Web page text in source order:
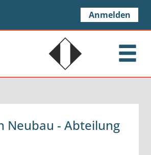
Anmelden
Neubau - Abteilung